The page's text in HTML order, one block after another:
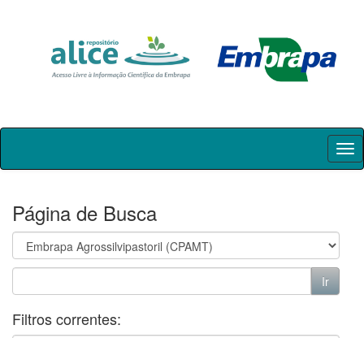
Skip
Página de Busca
Filtros correntes: